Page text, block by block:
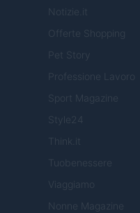
Notizie.it
Offerte Shopping
Pet Story
Professione Lavoro
Sport Magazine
Style24
Think.it
Tuobenessere
Viaggiamo
Nonne Magazine